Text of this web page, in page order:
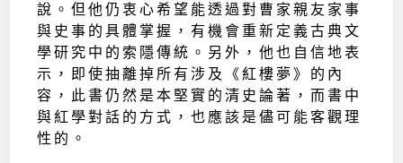
說。但他仍衷心希望能透過對曹家親友家事
與史事的具體掌握，有機會重新定義古典文
學研究中的索隱傳統。另外，他也自信地表
示，即使抽離掉所有涉及《紅樓夢》的內
容，此書仍然是本堅實的清史論著，而書中
與紅學對話的方式，也應該是儘可能客觀理
性的。